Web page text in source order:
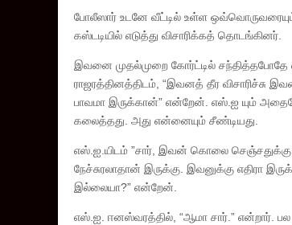
போலீஸார் உடனே வீட்டில் உள்ள
கஸ்டடியில் எடுத்து விசாரிக்கத் தொடங்கினர்.
இவனை முதல்முறை கோர்ட்டில்
ராஜரத்தினத்திடம், “இவனத் தீர
பாவமா இருக்கான்” என்றேன். எஸ்.ஐ யும்
கலைத்தது. அது என்னையும் சீண்டியது.
எஸ்.ஐ.யிடம் ”சார், இவன் கொலை செஞ்சதுக்கு
நேச்சுரலாதான் இருக்கு. இவனுக்கு எதிரா
இல்லையா?” என்றேன்.
எஸ்.ஐ. ஈனஸ்வரத்தில், “ஆமா சார்.” என்றார்.